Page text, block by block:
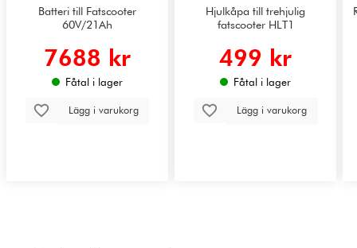
Batteri till Fatscooter
60V/21Ah
7688 kr
Fåtal i lager
Lägg i varukorg
Hjulkåpa till trehjulig
fatscooter HLT1
499 kr
Fåtal i lager
Lägg i varukorg